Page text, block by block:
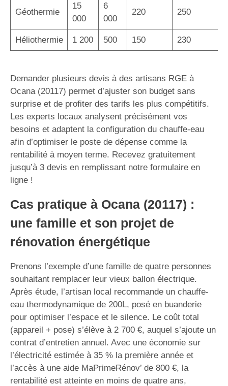
Géothermie
15
000
6
000
220 250
Héliothermie 1 200 500 150 230
Demander plusieurs devis à des artisans RGE à
Ocana (20117) permet d’ajuster son budget sans
surprise et de profiter des tarifs les plus compétitifs.
Les experts locaux analysent précisément vos
besoins et adaptent la configuration du chauffe-eau
afin d’optimiser le poste de dépense comme la
rentabilité à moyen terme. Recevez gratuitement
jusqu’à 3 devis en remplissant notre formulaire en
ligne !
Cas pratique à Ocana (20117) :
une famille et son projet de
rénovation énergétique
Prenons l’exemple d’une famille de quatre personnes
souhaitant remplacer leur vieux ballon électrique.
Après étude, l’artisan local recommande un chauffe-
eau thermodynamique de 200L, posé en buanderie
pour optimiser l’espace et le silence. Le coût total
(appareil + pose) s’élève à 2 700 €, auquel s’ajoute un
contrat d’entretien annuel. Avec une économie sur
l’électricité estimée à 35 % la première année et
l’accès à une aide MaPrimeRénov’ de 800 €, la
rentabilité est atteinte en moins de quatre ans,